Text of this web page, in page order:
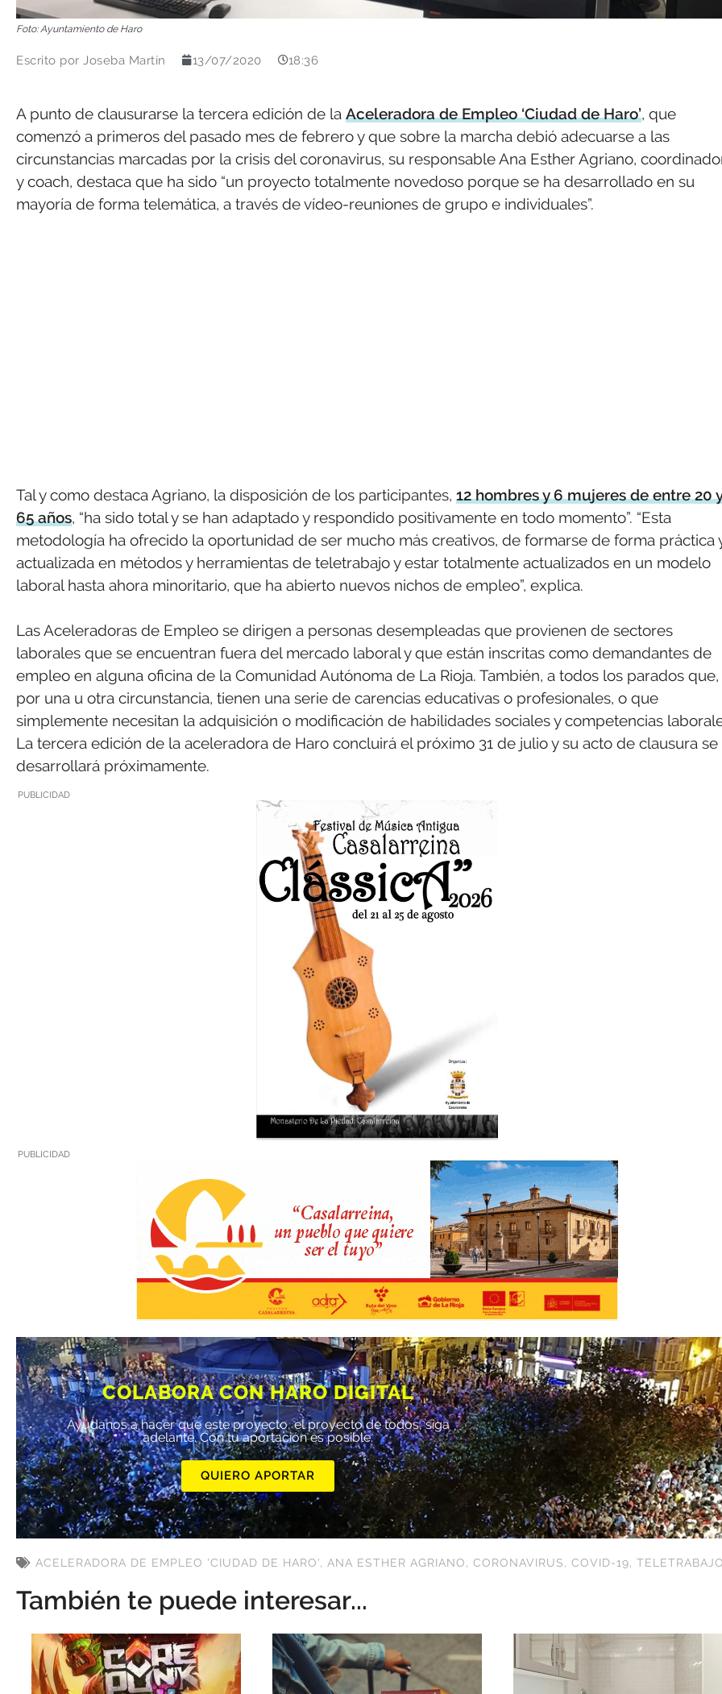
Foto: Ayuntamiento de Haro
Escrito por Joseba Martín 13/07/2020 18:36
A punto de clausurarse la tercera edición de la Aceleradora de Empleo ‘Ciudad de Haro’, que
comenzó a primeros del pasado mes de febrero y que sobre la marcha debió adecuarse a las
circunstancias marcadas por la crisis del coronavirus, su responsable Ana Esther Agriano,
y coach, destaca que ha sido “un proyecto totalmente novedoso porque se ha desarrollado en su
mayoría de forma telemática, a través de vídeo-reuniones de grupo e individuales”.
Tal y como destaca Agriano, la disposición de los participantes, 12 hombres y 6 mujeres de entre 20
65 años, “ha sido total y se han adaptado y respondido positivamente en todo momento”. “Esta
metodología ha ofrecido la oportunidad de ser mucho más creativos, de formarse de forma práctica
actualizada en métodos y herramientas de teletrabajo y estar totalmente actualizados en un modelo
laboral hasta ahora minoritario, que ha abierto nuevos nichos de empleo”, explica.
Las Aceleradoras de Empleo se dirigen a personas desempleadas que provienen de sectores
laborales que se encuentran fuera del mercado laboral y que están inscritas como demandantes de
empleo en alguna oficina de la Comunidad Autónoma de La Rioja. También, a todos los parados que,
por una u otra circunstancia, tienen una serie de carencias educativas o profesionales, o que
simplemente necesitan la adquisición o modificación de habilidades sociales y competencias
La tercera edición de la aceleradora de Haro concluirá el próximo 31 de julio y su acto de clausura se
desarrollará próximamente.
PUBLICIDAD
PUBLICIDAD
COLABORA CON HARO DIGITAL
Ayúdanos a hacer que este proyecto, el proyecto de todos, siga
adelante. Con tu aportación es posible.
QUIERO APORTAR
ACELERADORA DE EMPLEO 'CIUDAD DE HARO', ANA ESTHER AGRIANO, CORONAVIRUS, COVID-19,
También te puede interesar...